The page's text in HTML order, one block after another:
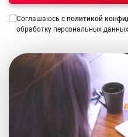
Соглашаюсь с политикой
обработку персональных данных